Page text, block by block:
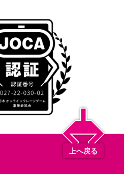
上へ戻る